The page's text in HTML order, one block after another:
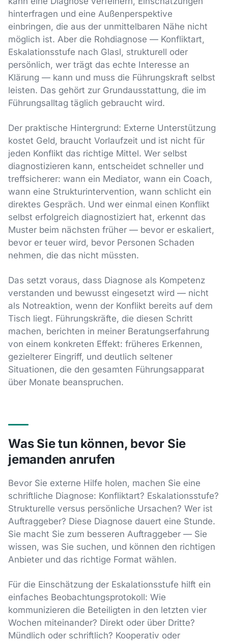
hinterfragen und eine Außenperspektive
einbringen, die aus der unmittelbaren Nähe nicht
möglich ist. Aber die Rohdiagnose — Konfliktart,
Eskalationsstufe nach Glasl, strukturell oder
persönlich, wer trägt das echte Interesse an
Klärung — kann und muss die Führungskraft selbst
leisten. Das gehört zur Grundausstattung, die im
Führungsalltag täglich gebraucht wird.
Der praktische Hintergrund: Externe Unterstützung
kostet Geld, braucht Vorlaufzeit und ist nicht für
jeden Konflikt das richtige Mittel. Wer selbst
diagnostizieren kann, entscheidet schneller und
treffsicherer: wann ein Mediator, wann ein Coach,
wann eine Strukturintervention, wann schlicht ein
direktes Gespräch. Und wer einmal einen Konflikt
selbst erfolgreich diagnostiziert hat, erkennt das
Muster beim nächsten früher — bevor er eskaliert,
bevor er teuer wird, bevor Personen Schaden
nehmen, die das nicht müssten.
Das setzt voraus, dass Diagnose als Kompetenz
verstanden und bewusst eingesetzt wird — nicht
als Notreaktion, wenn der Konflikt bereits auf dem
Tisch liegt. Führungskräfte, die diesen Schritt
machen, berichten in meiner Beratungserfahrung
von einem konkreten Effekt: früheres Erkennen,
gezielterer Eingriff, und deutlich seltener
Situationen, die den gesamten Führungsapparat
über Monate beanspruchen.
Was Sie tun können, bevor Sie
jemanden anrufen
Bevor Sie externe Hilfe holen, machen Sie eine
schriftliche Diagnose: Konfliktart? Eskalationsstufe?
Strukturelle versus persönliche Ursachen? Wer ist
Auftraggeber? Diese Diagnose dauert eine Stunde.
Sie macht Sie zum besseren Auftraggeber — Sie
wissen, was Sie suchen, und können den richtigen
Anbieter und das richtige Format wählen.
Für die Einschätzung der Eskalationsstufe hilft ein
einfaches Beobachtungsprotokoll: Wie
kommunizieren die Beteiligten in den letzten vier
Wochen miteinander? Direkt oder über Dritte?
Mündlich oder schriftlich? Kooperativ oder